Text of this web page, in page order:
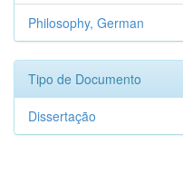
Philosophy, German
Tipo de Documento
Dissertação